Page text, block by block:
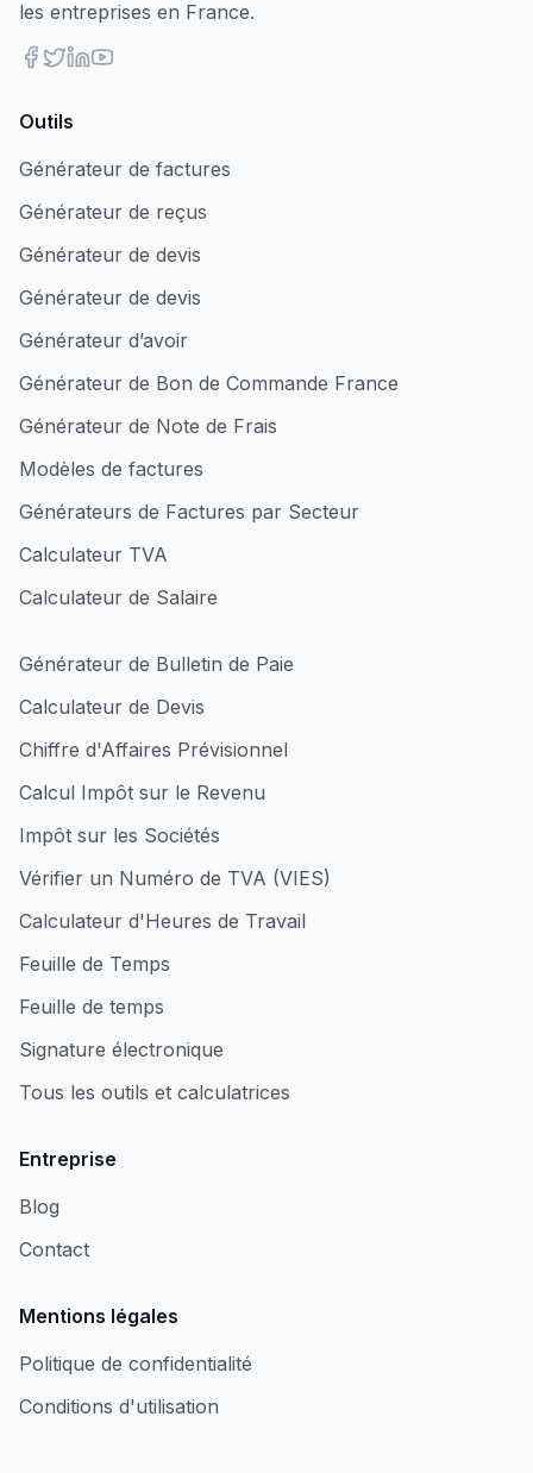
les entreprises en France.
Outils
Générateur de factures
Générateur de reçus
Générateur de devis
Générateur de devis
Générateur d’avoir
Générateur de Bon de Commande France
Générateur de Note de Frais
Modèles de factures
Générateurs de Factures par Secteur
Calculateur TVA
Calculateur de Salaire
Générateur de Bulletin de Paie
Calculateur de Devis
Chiffre d'Affaires Prévisionnel
Calcul Impôt sur le Revenu
Impôt sur les Sociétés
Vérifier un Numéro de TVA (VIES)
Calculateur d'Heures de Travail
Feuille de Temps
Feuille de temps
Signature électronique
Tous les outils et calculatrices
Entreprise
Blog
Contact
Mentions légales
Politique de confidentialité
Conditions d'utilisation